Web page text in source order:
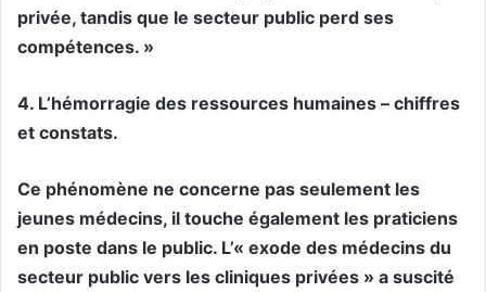
privée, tandis que le secteur public perd ses
compétences. »
4. L’hémorragie des ressources humaines – chiffres
et constats.
Ce phénomène ne concerne pas seulement les
jeunes médecins, il touche également les praticiens
en poste dans le public. L’« exode des médecins du
secteur public vers les cliniques privées » a suscité